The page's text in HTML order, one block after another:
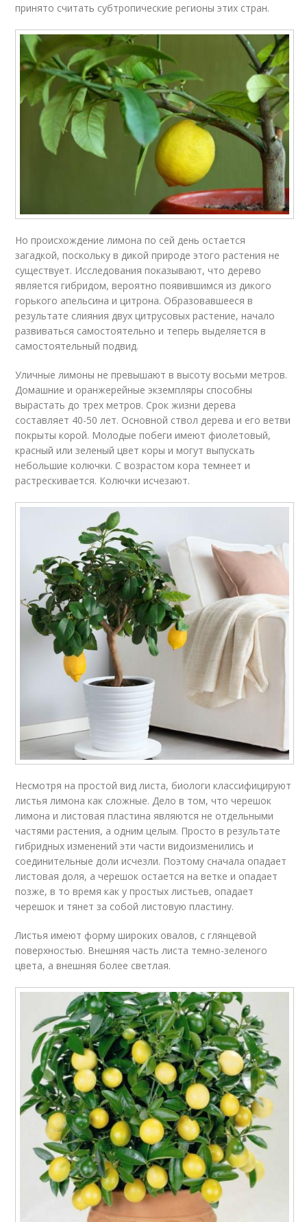
принято считать субтропические регионы этих стран.
Но происхождение лимона по сей день остается
загадкой, поскольку в дикой природе этого растения не
существует. Исследования показывают, что дерево
является гибридом, вероятно появившимся из дикого
горького апельсина и цитрона. Образовавшееся в
результате слияния двух цитрусовых растение, начало
развиваться самостоятельно и теперь выделяется в
самостоятельный подвид.
Уличные лимоны не превышают в высоту восьми метров.
Домашние и оранжерейные экземпляры способны
вырастать до трех метров. Срок жизни дерева
составляет 40-50 лет. Основной ствол дерева и его ветви
покрыты корой. Молодые побеги имеют фиолетовый,
красный или зеленый цвет коры и могут выпускать
небольшие колючки. С возрастом кора темнеет и
растрескивается. Колючки исчезают.
Несмотря на простой вид листа, биологи классифицируют
листья лимона как сложные. Дело в том, что черешок
лимона и листовая пластина являются не отдельными
частями растения, а одним целым. Просто в результате
гибридных изменений эти части видоизменились и
соединительные доли исчезли. Поэтому сначала опадает
листовая доля, а черешок остается на ветке и опадает
позже, в то время как у простых листьев, опадает
черешок и тянет за собой листовую пластину.
Листья имеют форму широких овалов, с глянцевой
поверхностью. Внешняя часть листа темно-зеленого
цвета, а внешняя более светлая.